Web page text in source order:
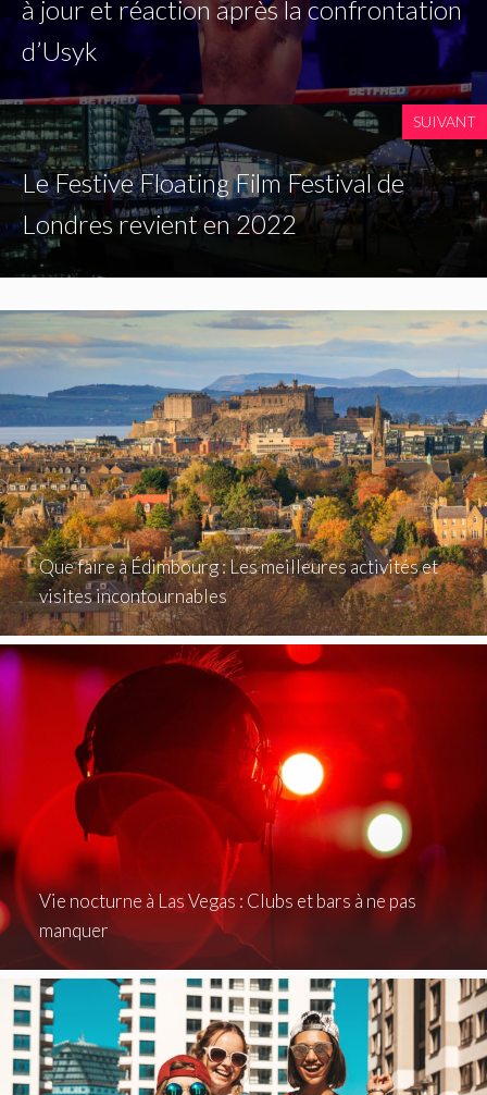
à jour et réaction après la confrontation
d’Usyk
SUIVANT
Le Festive Floating Film Festival de
Londres revient en 2022
Que faire à Édimbourg : Les meilleures activités et
visites incontournables
Vie nocturne à Las Vegas : Clubs et bars à ne pas
manquer